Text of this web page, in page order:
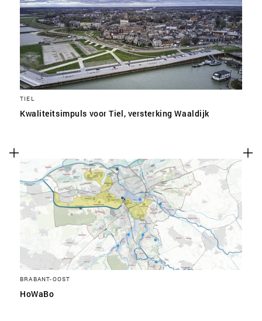
TIEL
Kwaliteitsimpuls voor Tiel, versterking Waaldijk
BRABANT-OOST
HoWaBo